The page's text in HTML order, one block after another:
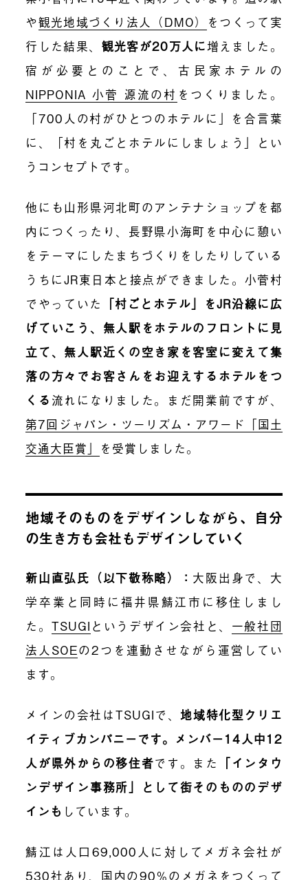
や観光地域づくり法人（DMO）
をつくって実
行した結果、 観光客が20万人に増えました。
宿が必要とのことで、古民家ホテルの
NIPPONIA 小菅 源流の村 をつくりました。
「700人の村がひとつのホテルに」を合言葉
に、「村を丸ごとホテルにしましょう」とい
うコンセプトです。
他にも山形県河北町のアンテナショップを都
内につくったり、長野県小海町を中心に憩い
をテーマにしたまちづくりをしたりしている
うちにJR東日本と接点ができました。小菅村
でやっていた 「村ごとホテル」をJR沿線に広
げていこう、無人駅をホテルのフロントに見
立て、無人駅近くの空き家を客室に変えて集
落の方々でお客さんをお迎えするホテルをつ
くる 流れになりました。まだ開業前ですが、
第7回ジャパン・ツーリズム・アワード「国土
交通大臣賞」 を受賞しました。
地域そのものをデザインしながら、自分
の生き方も会社もデザインしていく
新山直弘氏（以下敬称略） ： 大阪出身で、大
学卒業と同時に福井県鯖江市に移住しまし
た。 TSUGI というデザイン会社と、 一般社団
法人SOEの2つを連動させながら運営してい
ます。
メインの会社はTSUGIで、地域特化型クリエ
イティブカンパニーです。メンバー14人中12
人が県外からの移住者です。また 「インタウ
ンデザイン事務所」として街そのもののデザ
インも しています。
鯖江は人口69,000人に対してメガネ会社が
530社あり、国内の90％のメガネをつくって